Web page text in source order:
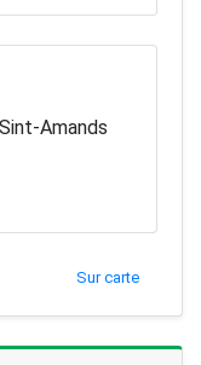
Amands
Sur carte